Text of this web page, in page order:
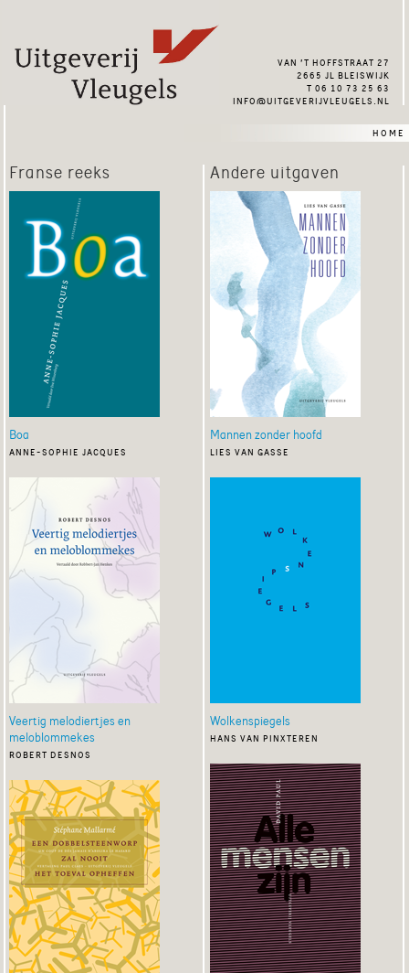
van ’t hoffstraat 27
2665 jl bleiswijk
t 06 10 73 25 63
info@uitgeverijvleugels.nl
home
Franse reeks
Boa
anne-sophie jacques
Veertig melodiertjes en
meloblommekes
robert desnos
Andere uitgaven
Mannen zonder hoofd
lies van gasse
Wolkenspiegels
hans van pinxteren